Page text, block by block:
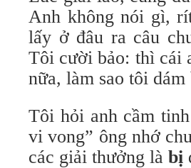
Anh không nói gì,
lấy ở đâu ra câu
Tôi cười bảo: thì cái
nữa, làm sao tôi
Tôi hỏi anh cầm
vi vong” ông nhớ
các giải thưởng là bị